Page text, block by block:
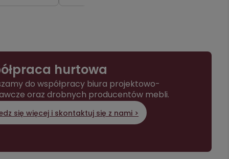
hurtowa
do współpracy biura projektowo-
oraz drobnych producentów mebli.
się więcej i skontaktuj się z nami >